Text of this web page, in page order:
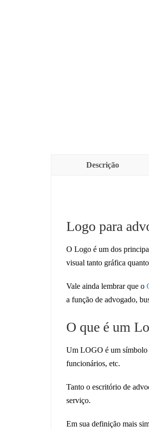
Descrição
Logo para
O Logo é um dos
visual tanto gráfica
Vale ainda lembrar que o
a função de advogado,
O que é um
Um LOGO é um símbolo
funcionários, etc.
Tanto o escritório de
serviço.
Em sua definição mais